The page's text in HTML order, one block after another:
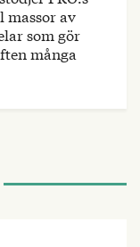
av
som gör
många